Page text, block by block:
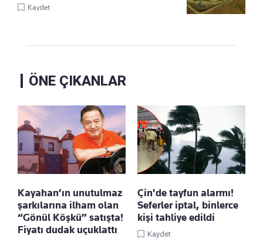
Kaydet
ÖNE ÇIKANLAR
Kayahan’ın unutulmaz
şarkılarına ilham olan
“Gönül Köşkü” satışta!
Fiyatı dudak uçuklattı
Çin'de tayfun alarmı!
Seferler iptal, binlerce
kişi tahliye edildi
Kaydet